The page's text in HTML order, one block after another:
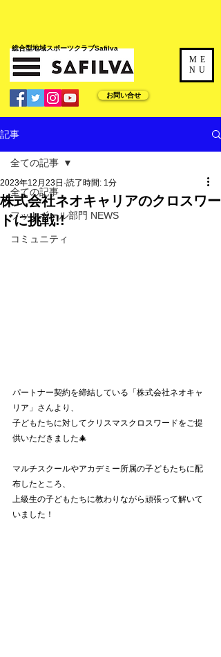
​総合型地域スポーツクラブSafilva
お問い合せ
ME
NU
記事
全ての記事
フットボール部門 NEWS
コミュニティ
全ての記事
株式会社ネオキャリアのクロスワー
ドに挑戦!!
2023年12月23日 読了時間: 1分
パートナー契約を締結している「株式会社ネオキャ
リア」さんより、
子どもたちに対してクリスマスクロスワードをご提
供いただきました🎄
マルチスクールやアカデミー所属の子どもたちに配
布したところ、
上級生の子どもたちに教わりながら頑張って解いて
いました！